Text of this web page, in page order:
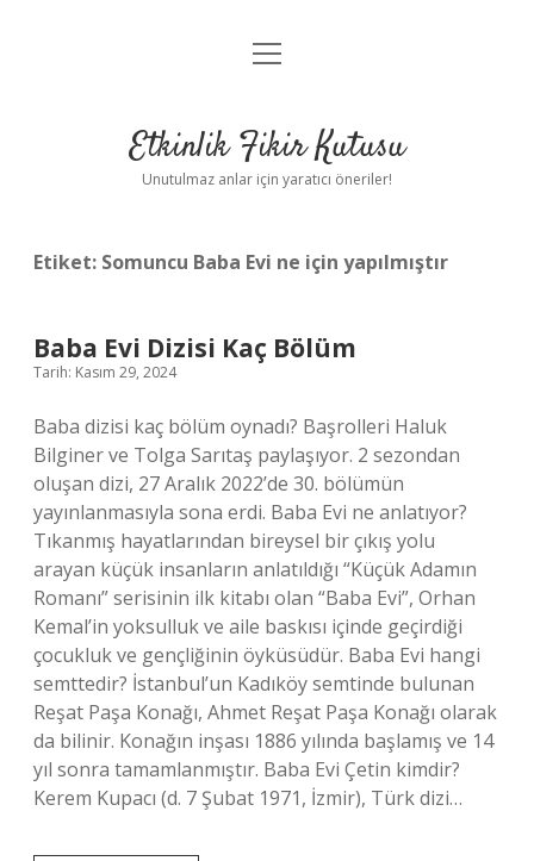
Anasayfa
Yasal Uyarı
menüyü
Etkinlik Fikir Kutusu
Unutulmaz anlar için yaratıcı öneriler!
Etiket: Somuncu Baba Evi ne için yapılmıştır
Baba Evi Dizisi Kaç Bölüm
Tarih: Kasım 29, 2024
Baba dizisi kaç bölüm oynadı? Başrolleri Haluk
Bilginer ve Tolga Sarıtaş paylaşıyor. 2 sezondan
oluşan dizi, 27 Aralık 2022’de 30. bölümün
yayınlanmasıyla sona erdi. Baba Evi ne anlatıyor?
Tıkanmış hayatlarından bireysel bir çıkış yolu
arayan küçük insanların anlatıldığı “Küçük Adamın
Romanı” serisinin ilk kitabı olan “Baba Evi”, Orhan
Kemal’in yoksulluk ve aile baskısı içinde geçirdiği
çocukluk ve gençliğinin öyküsüdür. Baba Evi hangi
semttedir? İstanbul’un Kadıköy semtinde bulunan
Reşat Paşa Konağı, Ahmet Reşat Paşa Konağı olarak
da bilinir. Konağın inşası 1886 yılında başlamış ve 14
yıl sonra tamamlanmıştır. Baba Evi Çetin kimdir?
Kerem Kupacı (d. 7 Şubat 1971, İzmir), Türk dizi…